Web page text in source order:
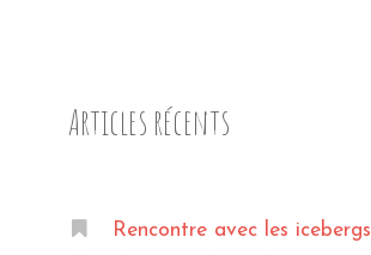
Articles récents
Rencontre avec les icebergs